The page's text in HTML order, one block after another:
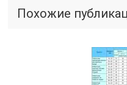
Похожие